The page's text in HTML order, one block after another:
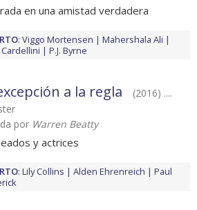
en una amistad verdadera
: Viggo Mortensen
Mahershala Ali
P.J. Byrne
a la regla
(2016) ....
por Warren Beatty
y actrices
: Lily Collins Alden Ehrenreich
Paul